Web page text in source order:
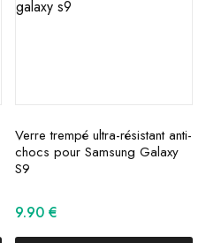
Verre trempé ultra-résistant anti-
chocs pour Samsung Galaxy
S9
9.90 €